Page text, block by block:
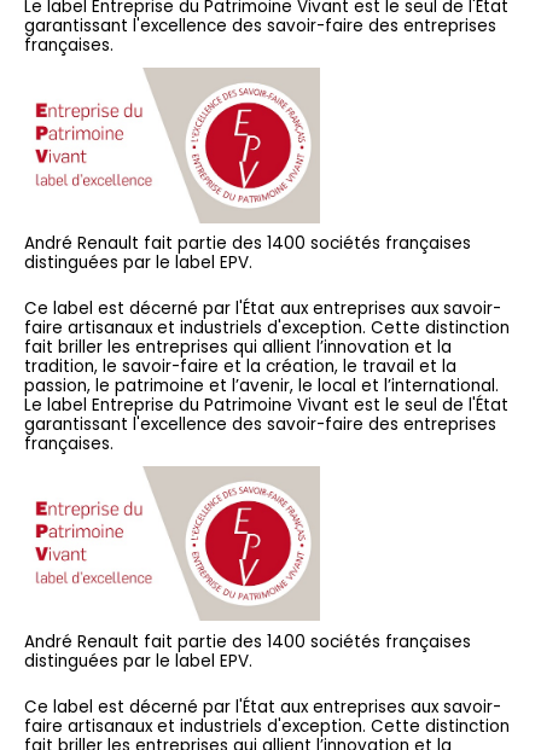
Le label Entreprise du Patrimoine Vivant est le seul de l'État
garantissant l'excellence des savoir-faire des entreprises
françaises.
André Renault fait partie des 1400 sociétés françaises
distinguées par le label EPV.
Ce label est décerné par l'État aux entreprises aux savoir-
faire artisanaux et industriels d'exception. Cette distinction
fait briller les entreprises qui allient l’innovation et la
tradition, le savoir-faire et la création, le travail et la
passion, le patrimoine et l’avenir, le local et l’international.
Le label Entreprise du Patrimoine Vivant est le seul de l'État
garantissant l'excellence des savoir-faire des entreprises
françaises.
André Renault fait partie des 1400 sociétés françaises
distinguées par le label EPV.
Ce label est décerné par l'État aux entreprises aux savoir-
faire artisanaux et industriels d'exception. Cette distinction